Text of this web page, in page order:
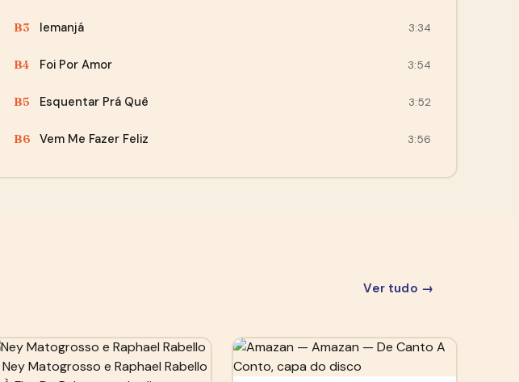
B3 Iemanjá 3:34
B4 Foi Por Amor 3:54
B5 Esquentar Prá Quê 3:52
B6 Vem Me Fazer Feliz 3:56
Ver tudo →